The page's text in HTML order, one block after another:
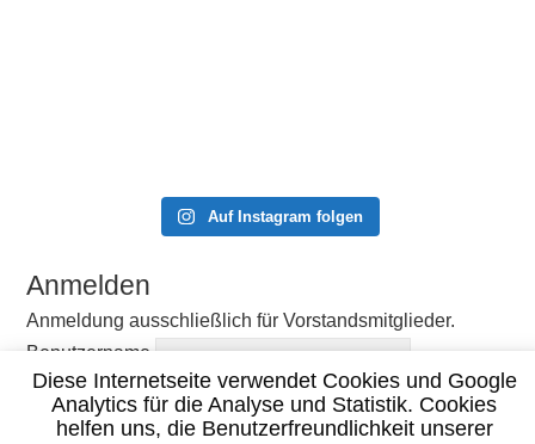
Auf Instagram folgen
Anmelden
Anmeldung ausschließlich für Vorstandsmitglieder.
Benutzername
Passwort
Angemeldet bleiben
Diese Internetseite verwendet Cookies und Google
Analytics für die Analyse und Statistik. Cookies
helfen uns, die Benutzerfreundlichkeit unserer